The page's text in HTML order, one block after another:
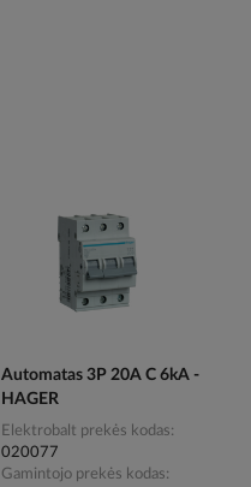
Automatas 3P 20A C 6kA -
HAGER
Elektrobalt prekės kodas
020077
Gamintojo prekės kodas